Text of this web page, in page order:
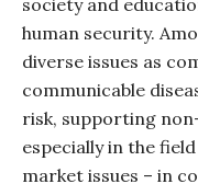
society and
human security.
diverse issues as
communicable
risk, supporting
especially in the
market issues – in